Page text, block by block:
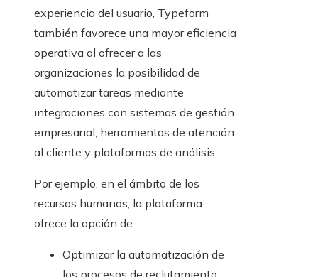
experiencia del usuario, Typeform
también favorece una mayor eficiencia
operativa al ofrecer a las
organizaciones la posibilidad de
automatizar tareas mediante
integraciones con sistemas de gestión
empresarial, herramientas de atención
al cliente y plataformas de análisis.
Por ejemplo, en el ámbito de los
recursos humanos, la plataforma
ofrece la opción de:
Optimizar la automatización de